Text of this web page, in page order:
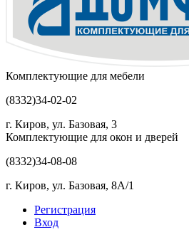
Комплектующие для мебели
(8332)34-02-02
г. Киров, ул. Базовая, 3
Комплектующие для окон и дверей
(8332)34-08-08
г. Киров, ул. Базовая, 8А/1
Регистрация
Вход